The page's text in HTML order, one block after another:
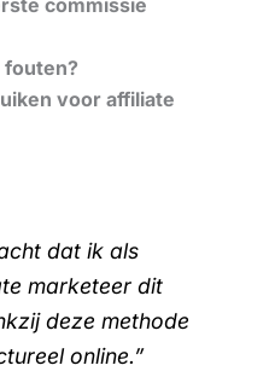
fouten?
voor affiliate
dat ik als
marketeer dit
deze methode
online.”